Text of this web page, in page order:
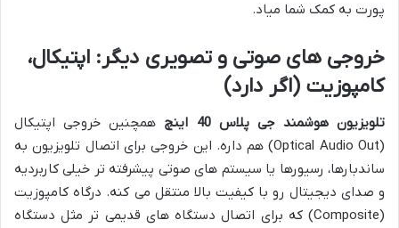
پورت به کمک شما میاد.
خروجی های صوتی و تصویری دیگر: اپتیکال،
کامپوزیت (اگر دارد)
تلویزیون هوشمند جی پلاس 40 اینچ
همچنین خروجی اپتیکال
(Optical Audio Out) هم داره. این خروجی برای اتصال تلویزیون به
ساندبارها، رسیورها یا سیستم های صوتی پیشرفته تر خیلی کاربردیه
و صدای دیجیتال رو با کیفیت بالا منتقل می کنه. درگاه کامپوزیت
(Composite) که برای اتصال دستگاه های قدیمی تر مثل دستگاه